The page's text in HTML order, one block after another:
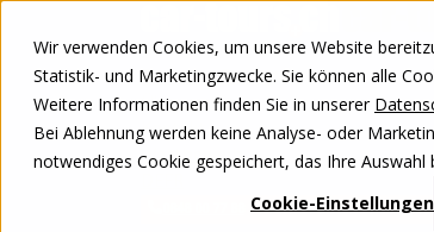
Wir verwenden Cookies, um unsere Website
Statistik- und Marketingzwecke. Sie können alle
Weitere Informationen finden Sie in unserer
Bei Ablehnung werden keine Analyse- oder
notwendiges Cookie gespeichert, das Ihre Auswahl
Cookie-Einstellungen
Unsere Reisen
Rund ums Reisen
Über uns
Kontakt
Wettbewerb